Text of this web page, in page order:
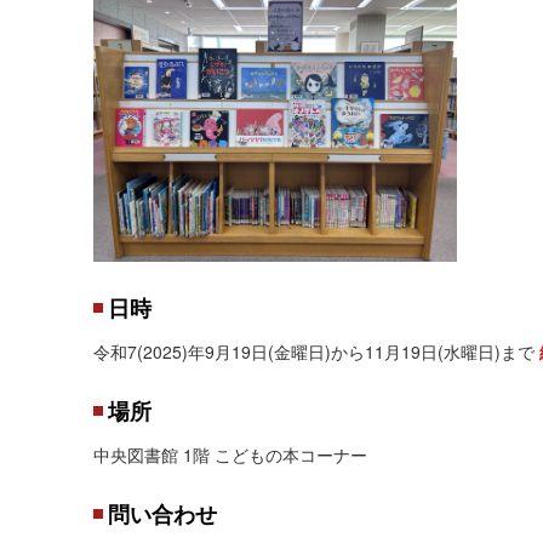
日時
令和7(2025)年9月19日(金曜日)から11月19日(水曜日)まで
場所
中央図書館 1階 こどもの本コーナー
問い合わせ